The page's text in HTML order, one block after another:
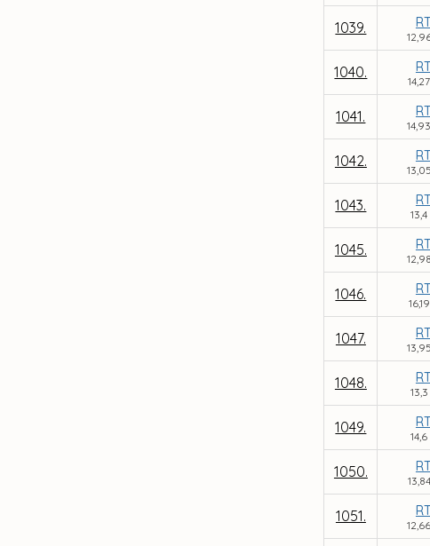
1039.
1040.
1041.
1042.
1043.
1045.
1046.
1047.
1048.
1049.
1050.
1051.